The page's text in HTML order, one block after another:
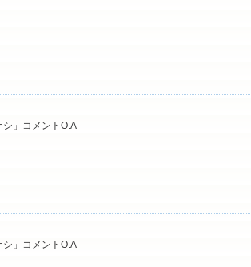
」コメントO.A
」コメントO.A